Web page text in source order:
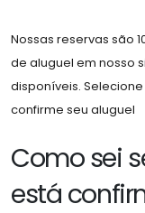
Nossas reservas são
de aluguel em nosso
disponíveis.
confirme seu aluguel
Como sei
está